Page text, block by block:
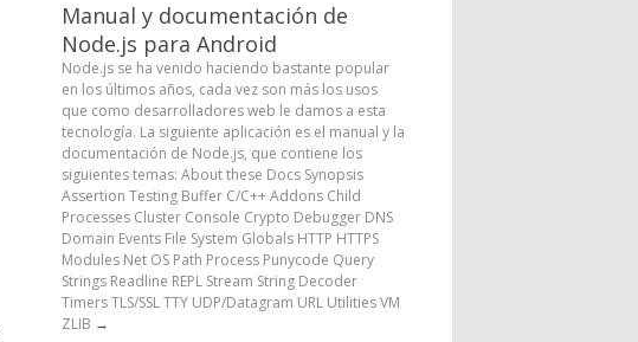
Manual y documentación de
Node.js para Android
Node.js se ha venido haciendo bastante popular
en los últimos años, cada vez son más los usos
que como desarrolladores web le damos a esta
tecnología. La siguiente aplicación es el manual y la
documentación de Node.js, que contiene los
siguientes temas: About these Docs Synopsis
Assertion Testing Buffer C/C++ Addons Child
Processes Cluster Console Crypto Debugger DNS
Domain Events File System Globals HTTP HTTPS
Modules Net OS Path Process Punycode Query
Strings Readline REPL Stream String Decoder
Timers TLS/SSL TTY UDP/Datagram URL Utilities VM
ZLIB →